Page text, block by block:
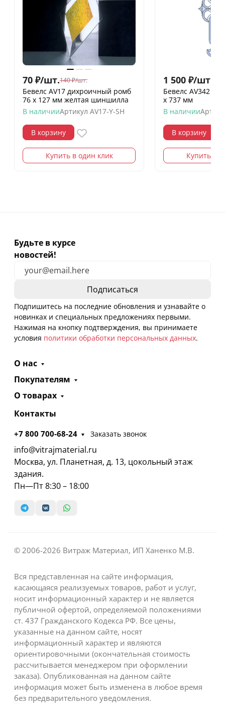
70 ₽/шт.140 ₽/шт.
Бевелс AV17 дихроичный ромб
76 х 127 мм желтая шиншилла
В наличииАртикул AV17-Y-SH
В корзину
Купить в один клик
1 500 ₽/шт.
Бевелс AV342
х 737 мм
В наличии
В корзину
Купить в
Будьте в курсе
новостей!
Подпишитесь на последние обновления и узнавайте о
новинках и специальных предложениях первыми.
Нажимая на кнопку подтверждения, вы принимаете
условия политики обработки персональных данных.
О нас
Покупателям
О товарах
Контакты
+7 800 700-68-24 Заказать звонок
info@vitrajmaterial.ru
Москва, ул. Планетная, д. 13, цокольный этаж
здания.
Пн—Пт 8:30 – 18:00
© 2006-2026 Витраж Материал, ИП Ханенко М.В.
Вся представленная на сайте информация,
касающаяся реализуемых товаров, работ и услуг,
носит информационный характер и не является
публичной офертой, определяемой положениями
ст. 437 Гражданского Кодекса РФ. Все цены,
указанные на данном сайте, носят
информационный характер и являются
ориентировочными (окончательная стоимость
рассчитывается менеджером при оформлении
заказа). Опубликованная на данном сайте
информация может быть изменена в любое время
без предварительного уведомления.